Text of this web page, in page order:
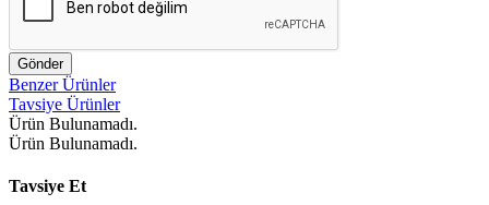
Gönder
Benzer Ürünler
Tavsiye Ürünler
Ürün Bulunamadı.
Ürün Bulunamadı.
Tavsiye Et